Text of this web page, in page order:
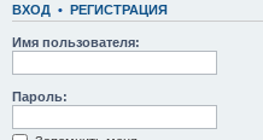
ВХОД • РЕГИСТРАЦИЯ
Имя пользователя:
Пароль: